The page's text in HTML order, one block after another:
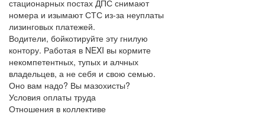
стационарных постах ДПС снимают
номера и изымают СТС из-за неуплаты
лизинговых платежей.
Водители, бойкотируйте эту гнилую
контору. Работая в NEXI вы кормите
некомпетентных, тупых и алчных
владельцев, а не себя и свою семью.
Оно вам надо? Вы мазохисты?
Условия оплаты труда
Отношения в коллективе